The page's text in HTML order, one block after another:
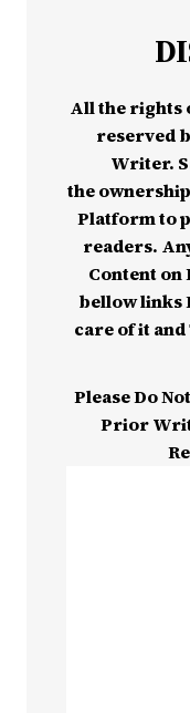
All the rights
reserved
Writer.
the
Platform to
readers.
Content
bellow links
care of it and
Please Do
Prior